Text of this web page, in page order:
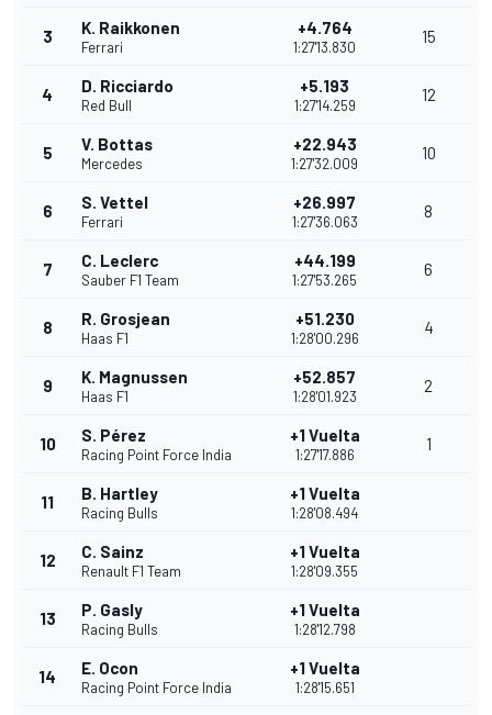
3 K. Raikkonen
Ferrari
+4.764
1:27'13.830
15
4 D. Ricciardo
Red Bull
+5.193
1:27'14.259
12
5 V. Bottas
Mercedes
+22.943
1:27'32.009
10
6 S. Vettel
Ferrari
+26.997
1:27'36.063
8
7 C. Leclerc
Sauber F1 Team
+44.199
1:27'53.265
6
8 R. Grosjean
Haas F1
+51.230
1:28'00.296
4
9 K. Magnussen
Haas F1
+52.857
1:28'01.923
2
10 S. Pérez
Racing Point Force India
+1 Vuelta
1:27'17.886
1
11 B. Hartley
Racing Bulls
+1 Vuelta
1:28'08.494
12 C. Sainz
Renault F1 Team
+1 Vuelta
1:28'09.355
13 P. Gasly
Racing Bulls
+1 Vuelta
1:28'12.798
14 E. Ocon
Racing Point Force India
+1 Vuelta
1:28'15.651